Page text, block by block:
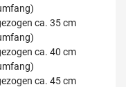
ca. 35 cm
ca. 40 cm
ca. 45 cm